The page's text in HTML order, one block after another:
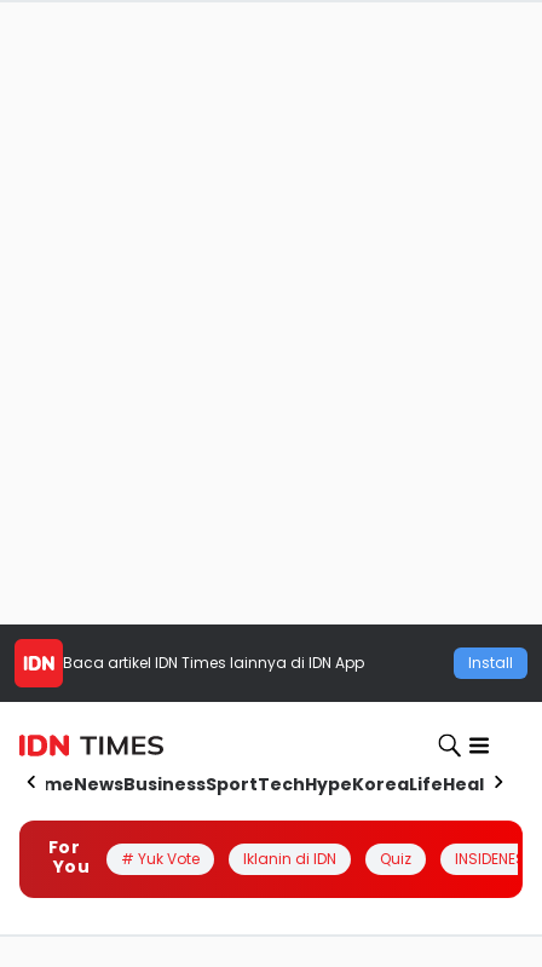
Baca artikel IDN Times lainnya di IDN App Install
HomeNewsBusinessSportTechHypeKoreaLifeHealth
For
You
# Yuk Vote Iklanin di IDN Quiz INSIDENESIA